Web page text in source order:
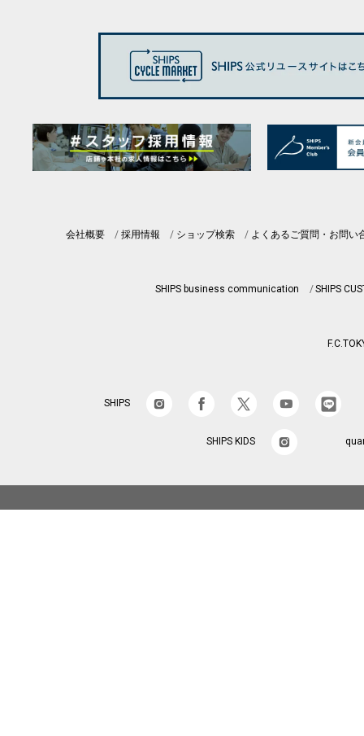
会社概要 採用情報 ショップ検索 よくあるご質問・お問い
SHIPS business communication SHIPS
SHIPS
SHIPS KIDS